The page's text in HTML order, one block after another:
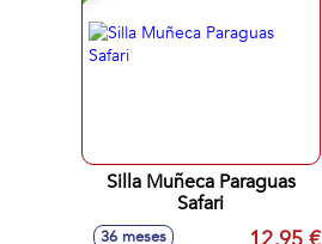
Silla Muñeca Paraguas
Safari
36 meses